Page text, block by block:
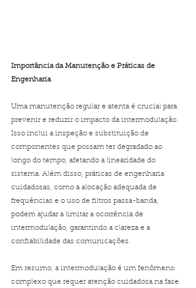
Importância da Manutenção e Práticas de
Engenharia
Uma manutenção regular e atenta é crucial para
prevenir e reduzir o impacto da intermodulação.
Isso inclui a inspeção e substituição de
componentes que possam ter degradado ao
longo do tempo, afetando a linearidade do
sistema. Além disso, práticas de engenharia
cuidadosas, como a alocação adequada de
frequências e o uso de filtros passa-banda,
podem ajudar a limitar a ocorrência de
intermodulação, garantindo a clareza e a
confiabilidade das comunicações.
Em resumo, a intermodulação é um fenômeno
complexo que requer atenção cuidadosa na fase